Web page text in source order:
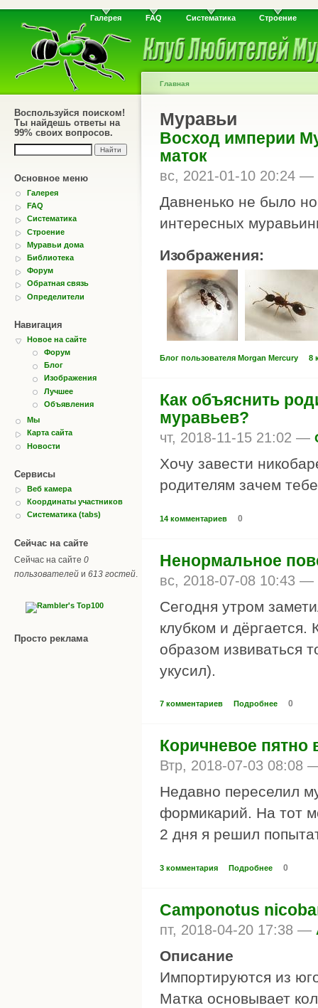
Галерея FAQ Систематика Строение
Воспользуйся поиском!
Ты найдешь ответы на
99% своих вопросов.
Основное меню
Галерея
FAQ
Систематика
Строение
Муравьи дома
Библиотека
Форум
Обратная связь
Определители
Навигация
Новое на сайте
Форум
Блог
Изображения
Лучшее
Объявления
Мы
Карта сайта
Новости
Сервисы
Веб камера
Координаты участников
Систематика (tabs)
Сейчас на сайте
Сейчас на сайте 0
пользователей и 613 гостей
Просто реклама
Главная
Муравьи
Восход империи
маток
вс, 2021-01-10 20:24 —
Давненько не было
интересных
Изображения:
Блог пользователя Morgan Mercury 8
Как объяснить
муравьев?
чт, 2018-11-15 21:02 —
Хочу завести
родителям зачем
14 комментариев 0
Ненормальное
вс, 2018-07-08 10:43 —
Сегодня утром
клубком и
образом извиваться
укусил).
7 комментариев Подробнее 0
Коричневое
Втр, 2018-07-03 08:08
Недавно переселил
формикарий. На тот
2 дня я решил
3 комментария Подробнее 0
Camponotus
пт, 2018-04-20 17:38 —
Описание
Импортируются из
Матка основывает